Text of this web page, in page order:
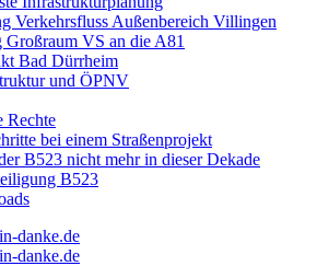
Verkehrsfluss Außenbereich Villingen
Großraum VS an die A81
Bad Dürrheim
und ÖPNV
Rechte
bei einem Straßenprojekt
B523 nicht mehr in dieser Dekade
B523
danke.de
danke.de